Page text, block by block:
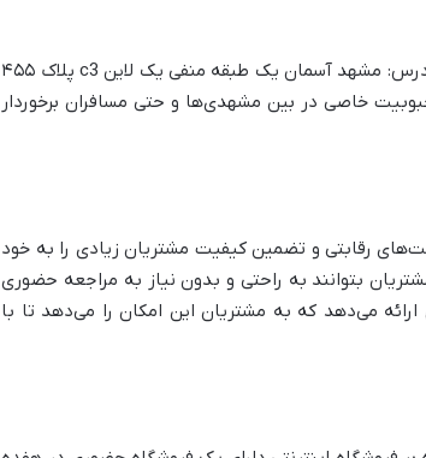
یکی از بهترین آدرس‌های فروشگاه‌های ارزان لباس در مشهد فروشگاه حضوری آبرنگ شاپ است که در آدرس: مشهد آسمان یک طبقه منفی یک لاین c3 پلاک ۴۵۵
خاصی در بین مشهدی‌ها و حتی مسافران برخوردار
رقابتی و تضمین کیفیت مشتریان زیادی را به خود
بتوانند به راحتی و بدون نیاز به مراجعه حضوری
می‌دهد که به مشتریان این امکان را می‌دهد تا با